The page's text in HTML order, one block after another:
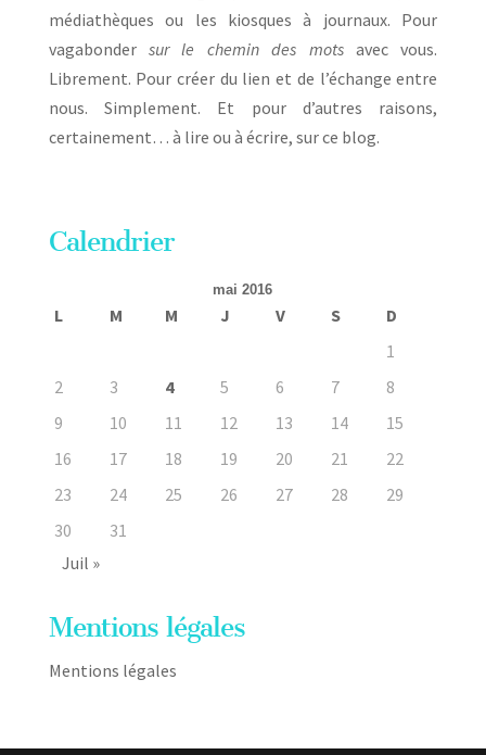
médiathèques ou les kiosques à journaux. Pour
vagabondersur le chemin des mots avec vous.
Librement. Pour créer du lien et de l’échange entre
nous. Simplement. Et pour d’autres raisons,
certainement… à lire ou à écrire, sur ce blog.
Calendrier
mai 2016
L M M J V S
D
1
2
3 4 5 6 7
8
9
10 11 12 13 14
15
16
17 18 19 20 21
22
23
24 25 26 27 28
29
30
31
Juil »
Mentions légales
Mentions légales